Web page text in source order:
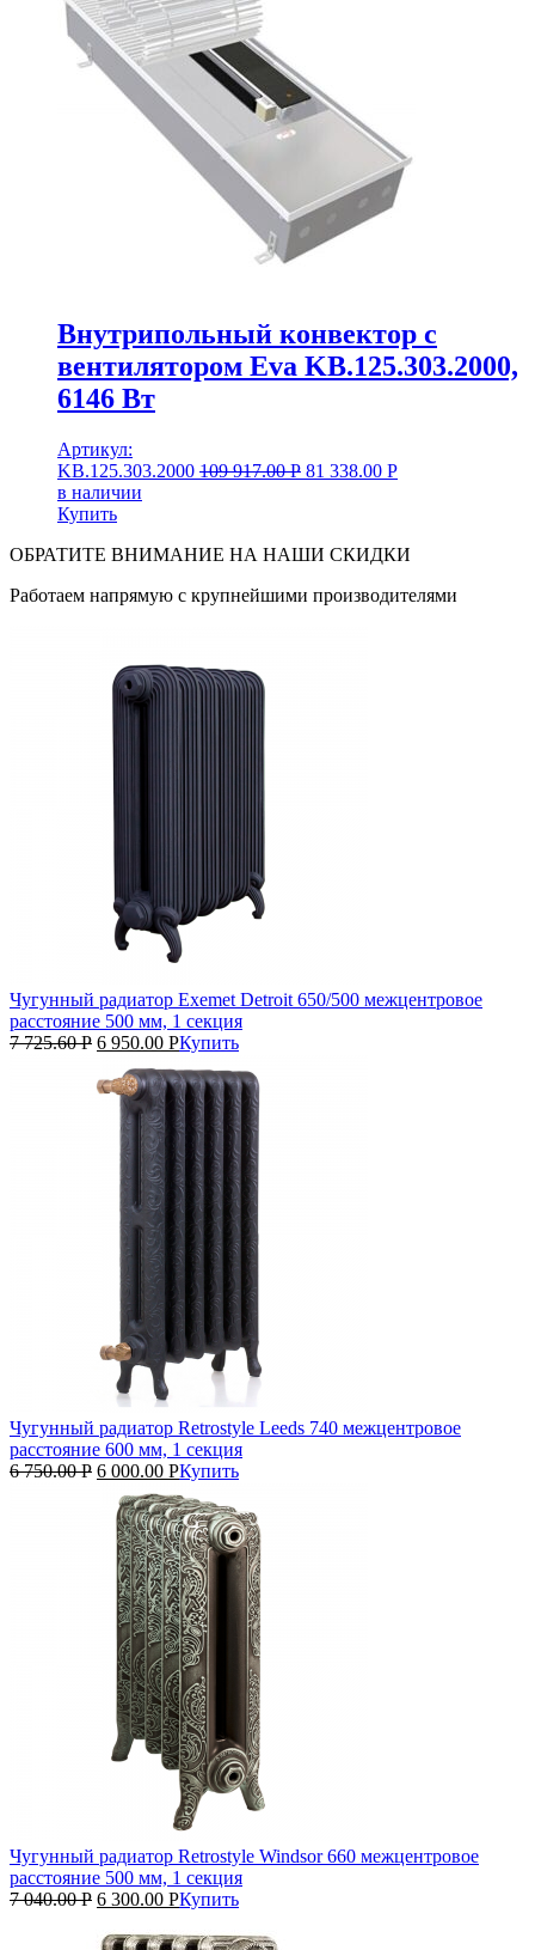
Внутрипольный конвектор с
вентилятором Eva KB.125.303.2000,
6146 Вт
Артикул:
KB.125.303.2000 109 917.00Р 81 338.00 Р
в наличии
Купить
ОБРАТИТЕ ВНИМАНИЕ НА НАШИ СКИДКИ
Работаем напрямую с крупнейшими производителями
Чугунный радиатор Exemet Detroit 650/500 межцентровое
расстояние 500 мм, 1 секция
7 725.60Р 6 950.00 РКупить
Чугунный радиатор Retrostyle Leeds 740 межцентровое
расстояние 600 мм, 1 секция
6 750.00Р 6 000.00 РКупить
Чугунный радиатор Retrostyle Windsor 660 межцентровое
расстояние 500 мм, 1 секция
7 040.00Р 6 300.00 РКупить